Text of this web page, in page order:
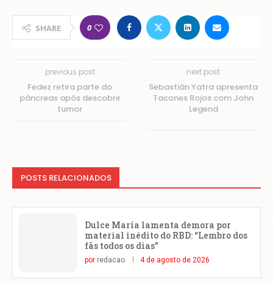
SHARE 0
previous post
Fedez retira parte do
pâncreas após descobrir
tumor
next post
Sebastián Yatra apresenta
Tacones Rojos com John
Legend
POSTS RELACIONADOS
Dulce María lamenta demora por
material inédito do RBD: “Lembro dos
fãs todos os dias”
por redacao 4 de agosto de 2026